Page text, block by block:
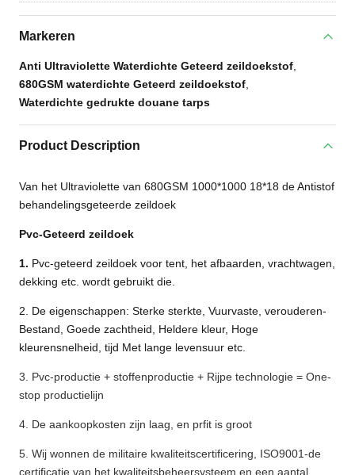
Markeren
Anti Ultraviolette Waterdichte Geteerd zeildoekstof
680GSM waterdichte Geteerd zeildoekstof
Waterdichte gedrukte douane tarps
Product Description
Van het Ultraviolette van 680GSM 1000*1000 18*18 de Antistof
behandelingsgeteerde zeildoek
Pvc-Geteerd zeildoek
1. Pvc-geteerd zeildoek voor tent, het afbaarden, vrachtwagen,
dekking etc. wordt gebruikt die.
2. De eigenschappen: Sterke sterkte, Vuurvaste, verouderen-
Bestand, Goede zachtheid, Heldere kleur, Hoge
kleurensnelheid, tijd Met lange levensuur etc.
3. Pvc-productie + stoffenproductie + Rijpe technologie = One-
stop productielijn
4. De aankoopkosten zijn laag, en prfit is groot
5. Wij wonnen de militaire kwaliteitscertificering, ISO9001-de
certificatie van het kwaliteitsbeheersysteem en een aantal